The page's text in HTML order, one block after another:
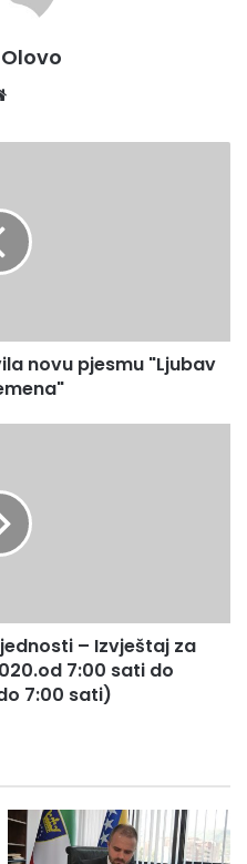
novu pjesmu "Ljubav
– Izvještaj za
7:00 sati do
7:00 sati)